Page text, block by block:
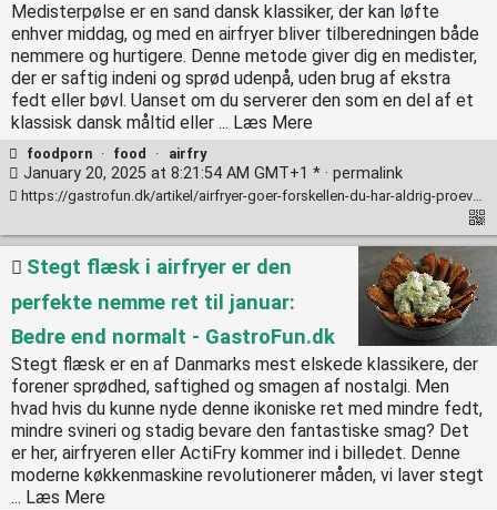
Medisterpølse er en sand dansk klassiker, der kan løfte
enhver middag, og med en airfryer bliver tilberedningen både
nemmere og hurtigere. Denne metode giver dig en medister,
der er saftig indeni og sprød udenpå, uden brug af ekstra
fedt eller bøvl. Uanset om du serverer den som en del af et
klassisk dansk måltid eller ... Læs Mere
foodporn · food · airfry
January 20, 2025 at 8:21:54 AM GMT+1 * · permalink
https://gastrofun.dk/artikel/airfryer-goer-forskellen-du-har-aldrig-proevet-en-nemmere-medister/
Stegt flæsk i airfryer er den
perfekte nemme ret til januar:
Bedre end normalt - GastroFun.dk
Stegt flæsk er en af Danmarks mest elskede klassikere, der
forener sprødhed, saftighed og smagen af nostalgi. Men
hvad hvis du kunne nyde denne ikoniske ret med mindre fedt,
mindre svineri og stadig bevare den fantastiske smag? Det
er her, airfryeren eller ActiFry kommer ind i billedet. Denne
moderne køkkenmaskine revolutionerer måden, vi laver stegt
... Læs Mere